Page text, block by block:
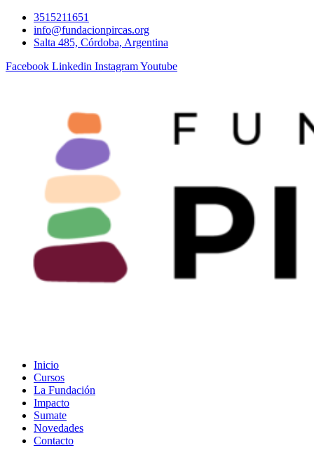
contenido
3515211651
info@fundacionpircas.org
Salta 485, Córdoba, Argentina
Facebook Linkedin InstagramYoutube
Inicio
Cursos
La Fundación
Impacto
Sumate
Novedades
Contacto